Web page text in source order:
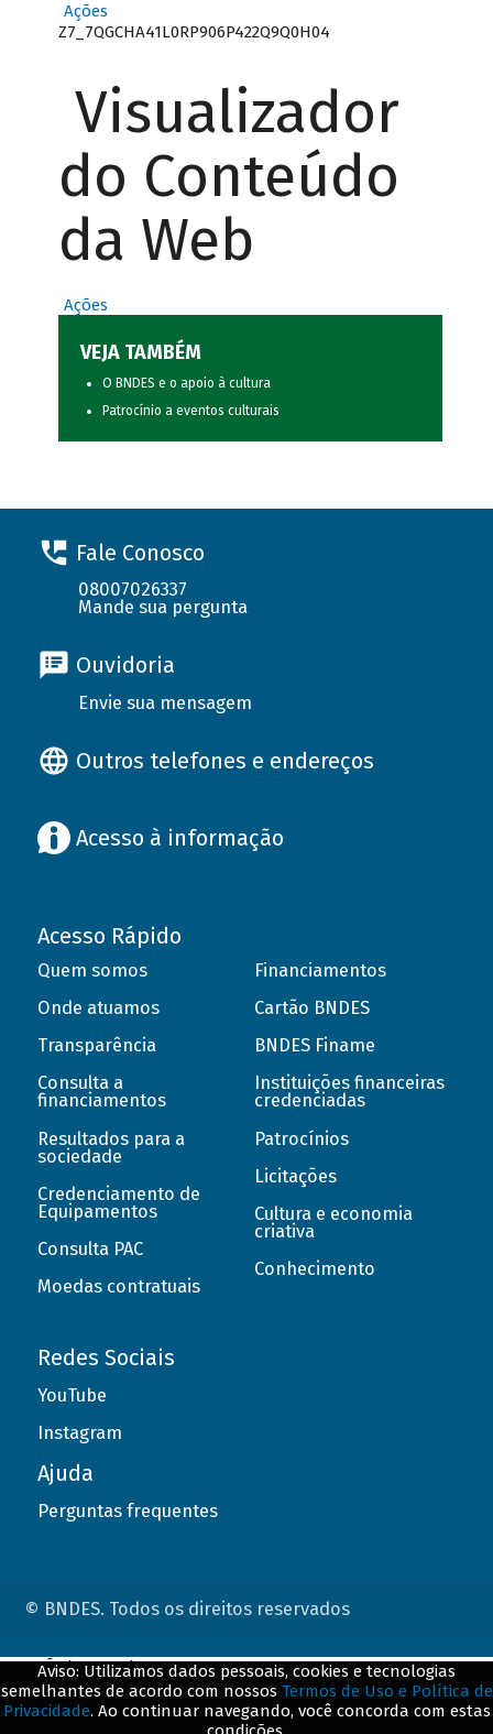
Ações
Z7_7QGCHA41L0RP906P422Q9Q0H04
Visualizador
do Conteúdo
da Web
Ações
VEJA TAMBÉM
O BNDES e o apoio à cultura
Patrocínio a eventos culturais
Fale Conosco
08007026337
Mande sua pergunta
Ouvidoria
Envie sua mensagem
Outros telefones e endereços
Acesso à informação
Acesso Rápido
Quem somos
Onde atuamos
Transparência
Consulta a
financiamentos
Resultados para a
sociedade
Credenciamento de
Equipamentos
Consulta PAC
Moedas contratuais
Financiamentos
Cartão BNDES
BNDES Finame
Instituições financeiras
credenciadas
Patrocínios
Licitações
Cultura e economia
criativa
Conhecimento
Redes Sociais
YouTube
Instagram
Ajuda
Perguntas frequentes
© BNDES. Todos os direitos reservados
Aviso: Utilizamos dados pessoais, cookies e tecnologias
semelhantes de acordo com nossos Termos de Uso e Política de
Privacidade. Ao continuar navegando, você concorda com estas
ConteÃºdo complementar
${title}${badge}